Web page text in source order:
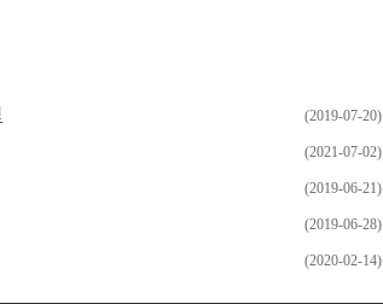
(2019-07-20)
(2021-07-02)
(2019-06-21)
(2019-06-28)
(2020-02-14)